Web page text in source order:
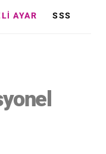
AYAR SSS